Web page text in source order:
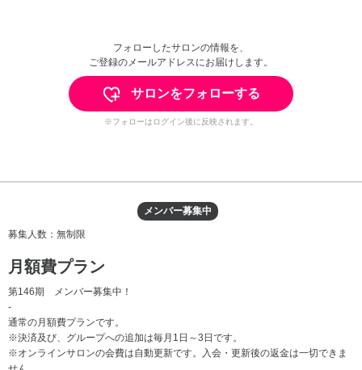
フォローしたサロンの情報を、
ご登録のメールアドレスにお届けします。
サロンをフォローする
※フォローはログイン後に反映されます。
メンバー募集中
募集人数：無制限
月額費プラン
第146期 メンバー募集中！
-
通常の月額費プランです。
※決済及び、グループへの追加は毎月1日～3日です。
※オンラインサロンの会費は自動更新です。入会・更新後の返金は一切できま